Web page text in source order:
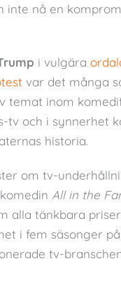
inte nå en
i vulgära
var det många
temat inom
tv och i synnerhet
historia.
om tv-
All in the
alla tänkbara
i fem säsonger
tv-